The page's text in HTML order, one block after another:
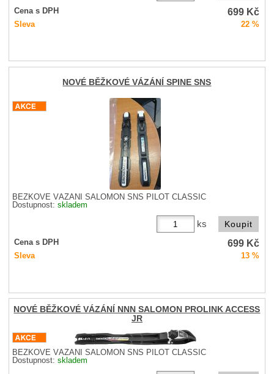
Cena s DPH 699 Kč
Sleva 22 %
NOVÉ BĚŽKOVÉ VÁZÁNÍ SPINE SNS
BĚŽKOVÉ VÁZÁNÍ SALOMON SNS PILOT CLASSIC
Dostupnost:skladem
ks
Cena s DPH 699 Kč
Sleva 13 %
NOVÉ BĚŽKOVÉ VÁZÁNÍ NNN SALOMON PROLINK ACCESS
JR
BĚŽKOVÉ VÁZÁNÍ SALOMON SNS PILOT CLASSIC
Dostupnost:skladem